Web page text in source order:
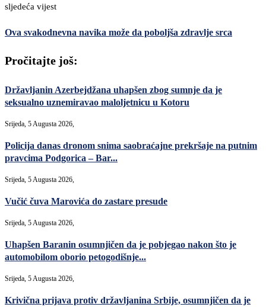
sljedeća vijest
Ova svakodnevna navika može da poboljša zdravlje srca
Pročitajte još:
Državljanin Azerbejdžana uhapšen zbog sumnje da je
seksualno uznemiravao maloljetnicu u Kotoru
Srijeda, 5 Augusta 2026,
Policija danas dronom snima saobraćajne prekršaje na putnim
pravcima Podgorica – Bar...
Srijeda, 5 Augusta 2026,
Vučić čuva Marovića do zastare presude
Srijeda, 5 Augusta 2026,
Uhapšen Baranin osumnjičen da je pobjegao nakon što je
automobilom oborio petogodišnje...
Srijeda, 5 Augusta 2026,
Krivična prijava protiv državljanina Srbije, osumnjičen da je